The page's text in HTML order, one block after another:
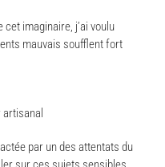
imaginaire, j’ai voulu
mauvais soufflent fort
par un des attentats du